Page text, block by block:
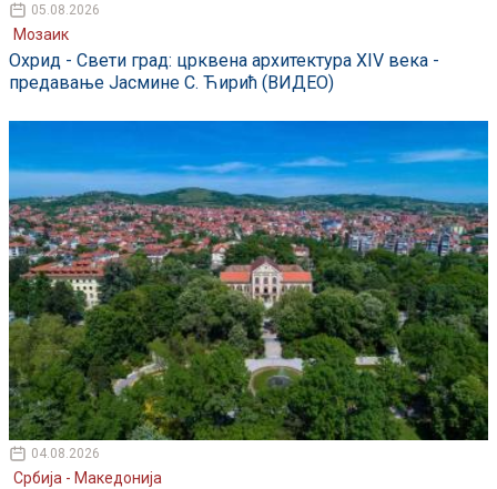
05.08.2026
Мозаик
Охрид - Свети град: црквена архитектура XIV века -
предавање Јасмине С. Ћирић (ВИДЕО)
04.08.2026
Србија - Македонија